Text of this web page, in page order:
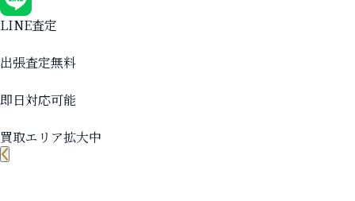
LINE査定
出張査定無料
即日対応可能
買取エリア拡大中